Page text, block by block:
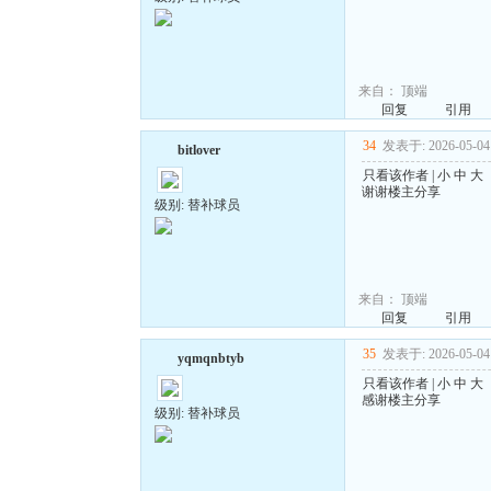
来自： 顶端
回复
引用
bitlover
级别: 替补球员
34 发表于: 2026-05-
只看该作者| 小 中 大
谢谢楼主分享
来自： 顶端
回复
引用
yqmqnbtyb
级别: 替补球员
35 发表于: 2026-05-04
只看该作者| 小 中 大
感谢楼主分享